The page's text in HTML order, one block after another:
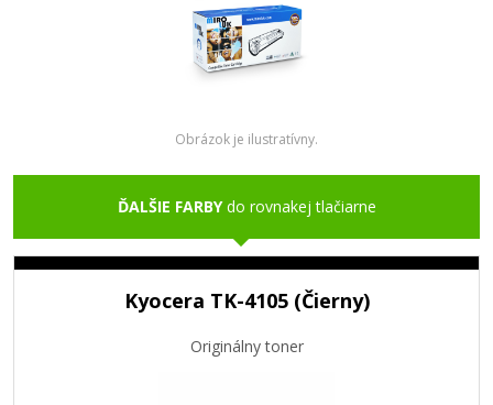
Obrázok je ilustratívny.
ĎALŠIE FARBYdo rovnakej tlačiarne
Kyocera TK-4105 (Čierny)
Originálny toner